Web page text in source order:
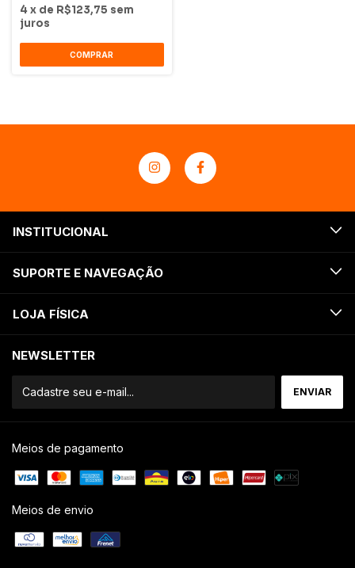
4x de R$123,75 sem
juros
COMPRAR
INSTITUCIONAL
SUPORTE E NAVEGAÇÃO
LOJA FÍSICA
NEWSLETTER
Meios de pagamento
Meios de envio